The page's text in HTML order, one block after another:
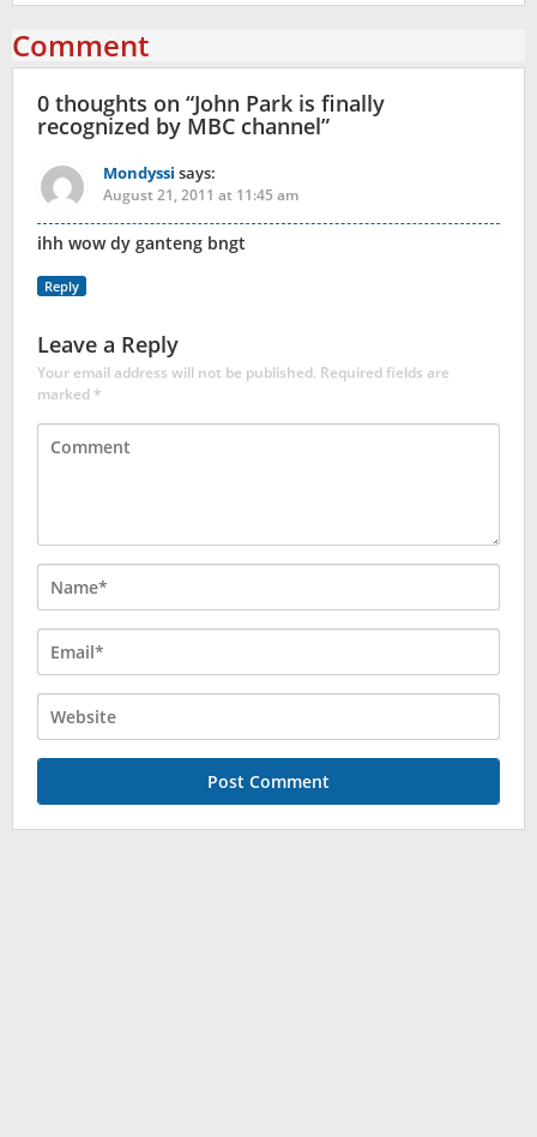
Comment
0 thoughts on “John Park is finally
recognized by MBC channel”
Mondyssi says:
August 21, 2011 at 11:45 am
ihh wow dy ganteng bngt
Reply
Leave a Reply
Your email address will not be published. Required fields are
marked*